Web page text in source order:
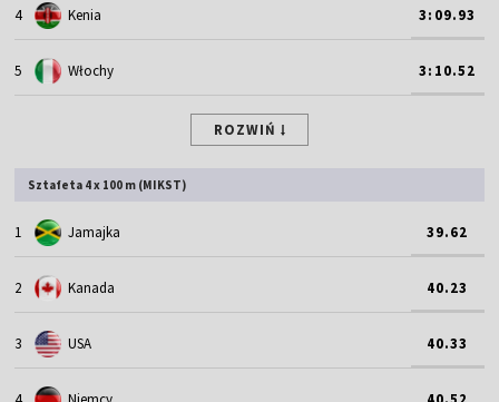
4 Kenia 3:09.93
5 Włochy 3:10.52
ROZWIŃ
Sztafeta 4 x 100 m (MIKST)
1 Jamajka 39.62
2 Kanada 40.23
3 USA 40.33